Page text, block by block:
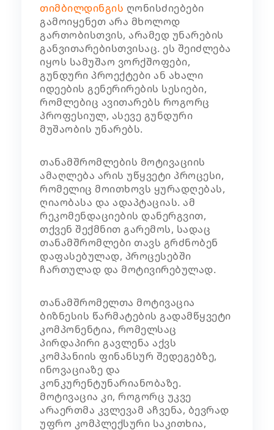
თიმბილდინგის ღონისძიებები
გამოიყენეთ არა მხოლოდ
გართობისთვის, არამედ უნარების
განვითარებისთვისაც. ეს შეიძლება
იყოს სამუშაო ვორქშოფები,
გუნდური პროექტები ან ახალი
იდეების გენერირების სესიები,
რომლებიც ავითარებს როგორც
პროფესიულ, ასევე გუნდური
მუშაობის უნარებს.
თანამშრომლების მოტივაციის
ამაღლება არის უწყვეტი პროცესი,
რომელიც მოითხოვს ყურადღებას,
ღიაობასა და ადაპტაციას. ამ
რეკომენდაციების დანერგვით,
თქვენ შექმნით გარემოს, სადაც
თანამშრომლები თავს გრძნობენ
დაფასებულად, პროცესებში
ჩართულად და მოტივირებულად.
თანამშრომელთა მოტივაცია
ბიზნესის წარმატების გადამწყვეტი
კომპონენტია, რომელსაც
პირდაპირი გავლენა აქვს
კომპანიის ფინანსურ შედეგებზე,
ინოვაციაზე და
კონკურენტუნარიანობაზე.
მოტივაცია კი, როგორც უკვე
არაერთმა კვლევამ აჩვენა, ბევრად
უფრო კომპლექსური საკითხია,